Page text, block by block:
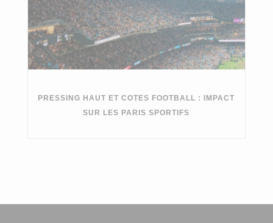
PRESSING HAUT ET COTES FOOTBALL : IMPACT
SUR LES PARIS SPORTIFS